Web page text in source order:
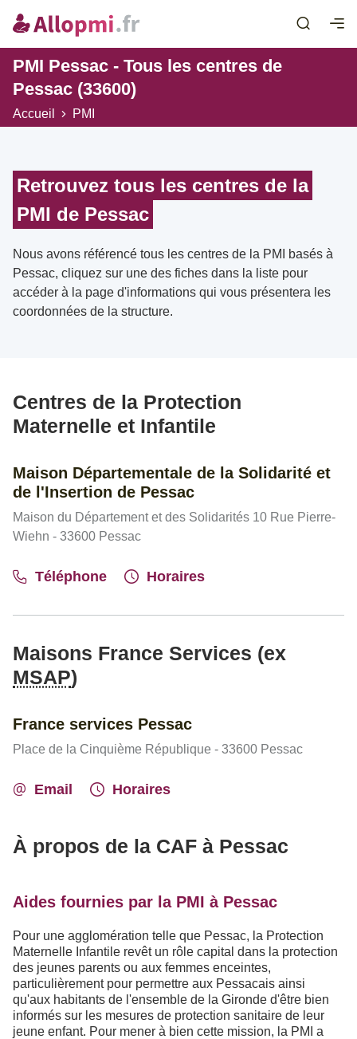
PMI Pessac - Tous les centres de
Pessac (33600)
Accueil PMI
Retrouvez tous les centres de la
PMI de Pessac
Nous avons référencé tous les centres de la PMI basés à
Pessac, cliquez sur une des fiches dans la liste pour
accéder à la page d'informations qui vous présentera les
coordonnées de la structure.
Centres de la Protection
Maternelle et Infantile
Maison Départementale de la Solidarité et
de l'Insertion de Pessac
Maison du Département et des Solidarités 10 Rue Pierre-
Wiehn - 33600 Pessac
Téléphone Horaires
Maisons France Services (ex
MSAP)
France services Pessac
Place de la Cinquième République - 33600 Pessac
Email Horaires
À propos de la CAF à Pessac
Aides fournies par la PMI à Pessac
Pour une agglomération telle que Pessac, la Protection
Maternelle Infantile revêt un rôle capital dans la protection
des jeunes parents ou aux femmes enceintes,
particulièrement pour permettre aux Pessacais ainsi
qu'aux habitants de l'ensemble de la Gironde d'être bien
informés sur les mesures de protection sanitaire de leur
jeune enfant. Pour mener à bien cette mission, la PMI a